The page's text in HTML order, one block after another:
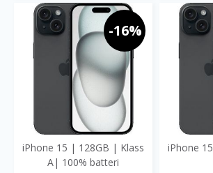
-16%
iPhone 15 | 128GB | Klass
A| 100% batteri
iPhone